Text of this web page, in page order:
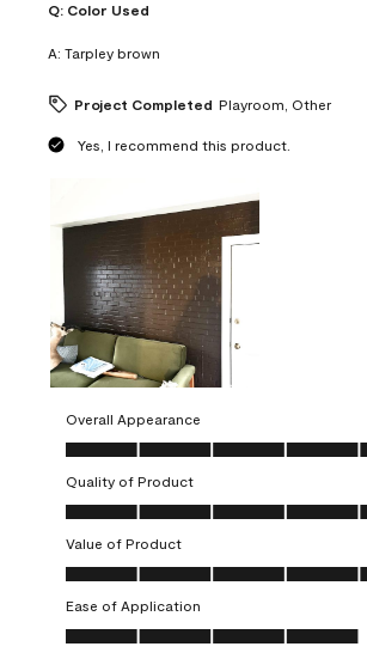
Q: Color Used
A: Tarpley brown
Project Completed Playroom, Other
Yes, I recommend this product.
Overall Appearance
Overall Appearance, 5.0 out of 5
Quality of Product
Quality of Product, 5.0 out of 5
Value of Product
Value of Product, 5.0 out of 5
Ease of Application
Ease of Application, 4.0 out of 5